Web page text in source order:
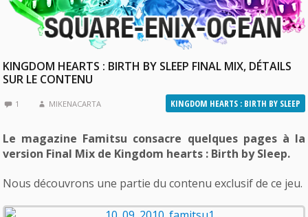
KINGDOM HEARTS : BIRTH BY SLEEP FINAL MIX, DÉTAILS
SUR LE CONTENU
KINGDOM HEARTS : BIRTH BY SLEEP
1 MIKENACARTA
Le magazine Famitsu consacre quelques pages à la
version Final Mix de Kingdom hearts : Birth by Sleep.
Nous découvrons une partie du contenu exclusif de ce jeu.